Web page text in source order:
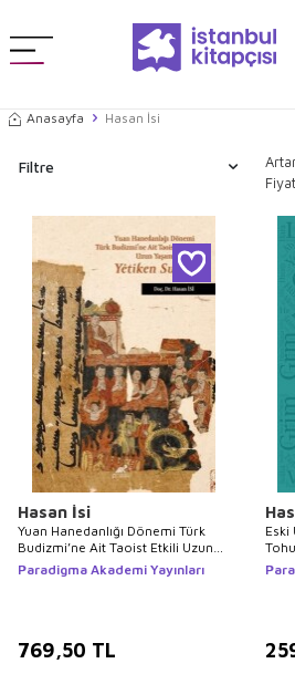
Anasayfa Hasan İsi
Filtre
Fiyat
Hasan İsi
Yuan Hanedanlığı Dönemi Türk
Budizmi’ne Ait Taoist Etkili Uzun
Yaşam Metni: Yėtiken Sudur
Paradigma Akademi Yayınları
769,50 TL
Eski